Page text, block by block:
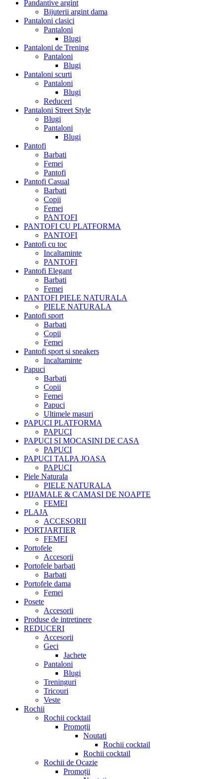
Pandantive argint
Bijuterii argint dama
Pantaloni clasici
Pantaloni
Blugi
Pantaloni de Trening
Pantaloni
Blugi
Pantaloni scurti
Pantaloni
Blugi
Reduceri
Pantaloni Street Style
Blugi
Pantaloni
Blugi
Pantofi
Barbati
Femei
Pantofi
Pantofi Casual
Barbati
Copii
Femei
PANTOFI
PANTOFI CU PLATFORMA
PANTOFI
Pantofi cu toc
Incaltaminte
PANTOFI
Pantofi Elegant
Barbati
Femei
PANTOFI PIELE NATURALA
PIELE NATURALA
Pantofi sport
Barbati
Copii
Femei
Pantofi sport si sneakers
Incaltaminte
Papuci
Barbati
Copii
Femei
Papuci
Ultimele masuri
PAPUCI PLATFORMA
PAPUCI
PAPUCI SI MOCASINI DE CASA
PAPUCI
PAPUCI TALPA JOASA
PAPUCI
Piele Naturala
PIELE NATURALA
PIJAMALE & CAMASI DE NOAPTE
FEMEI
PLAJA
ACCESORII
PORTJARTIER
FEMEI
Portofele
Accesorii
Portofele barbati
Barbati
Portofele dama
Femei
Posete
Accesorii
Produse de intretinere
REDUCERI
Accesorii
Geci
Jachete
Pantaloni
Blugi
Treninguri
Tricouri
Veste
Rochii
Rochii cocktail
Promoții
Noutati
Rochii cocktail
Rochii cocktail
Rochii de Ocazie
Promoții